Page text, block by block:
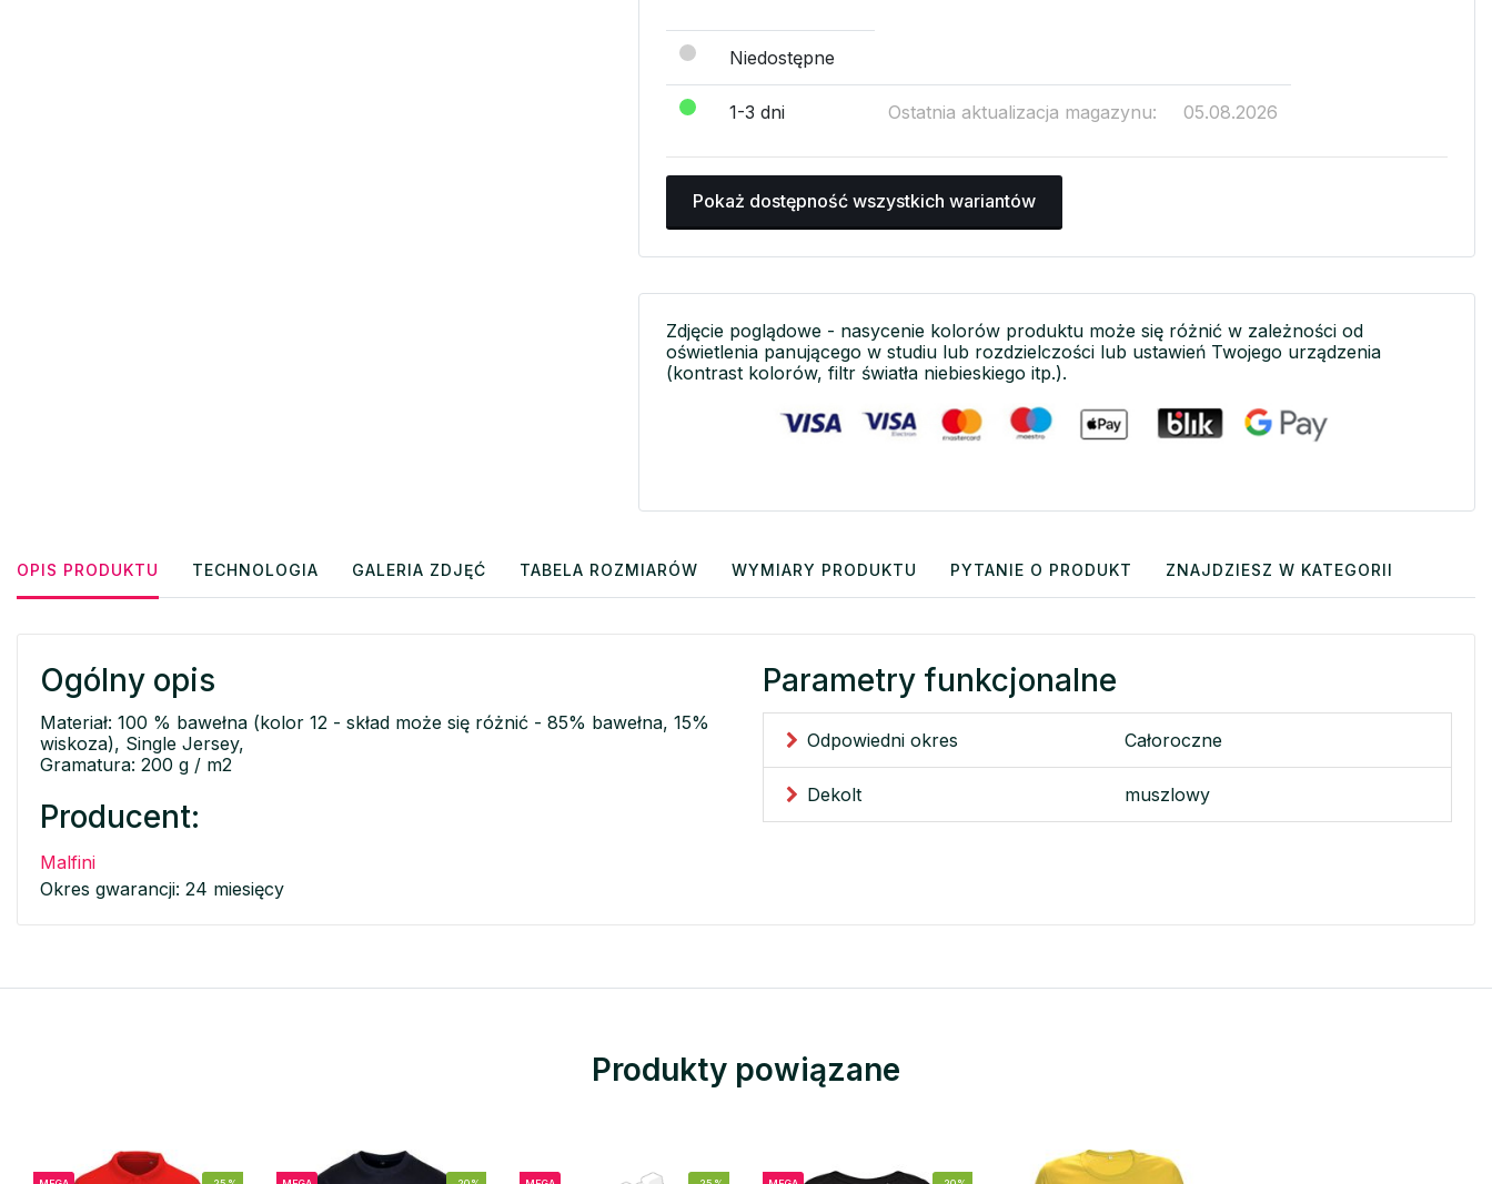
Niedostępne
1-3 dni Ostatnia aktualizacja magazynu: 05.08.2026
Pokaż dostępność wszystkich wariantów
Zdjęcie poglądowe - nasycenie kolorów produktu może się różnić w zależności od
oświetlenia panującego w studiu lub rozdzielczości lub ustawień Twojego urządzenia
(kontrast kolorów, filtr światła niebieskiego itp.).
OPIS PRODUKTU TECHNOLOGIA GALERIA ZDJĘĆ TABELA ROZMIARÓW WYMIARY PRODUKTU PYTANIE O PRODUKT ZNAJDZIESZ W KATEGORII
Ogólny opis
Materiał: 100 % bawełna (kolor 12 - skład może się różnić - 85% bawełna, 15%
wiskoza), Single Jersey,
Gramatura: 200 g / m2
Producent:
Malfini
Okres gwarancji: 24 miesięcy
Parametry funkcjonalne
Odpowiedni okres Całoroczne
Dekolt muszlowy
Produkty powiązane